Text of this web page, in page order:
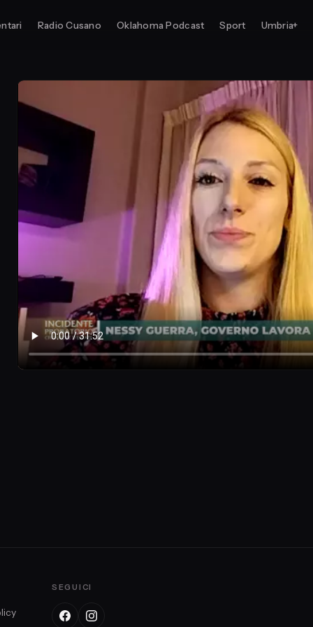
Radio Cusano Oklahoma Podcast Sport Umbria+
SEGUICI